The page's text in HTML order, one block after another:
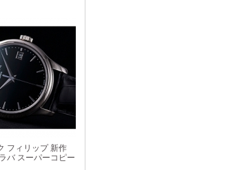
フィリップ 新作
バ スーパーコピー